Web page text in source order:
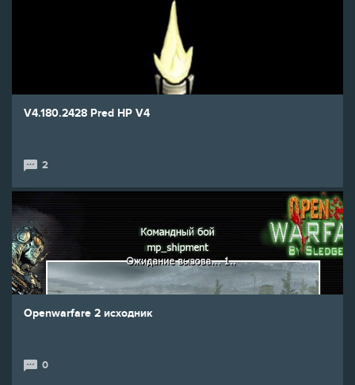
V4.180.2428 Pred HP V4
2
Openwarfare 2 исходник
0